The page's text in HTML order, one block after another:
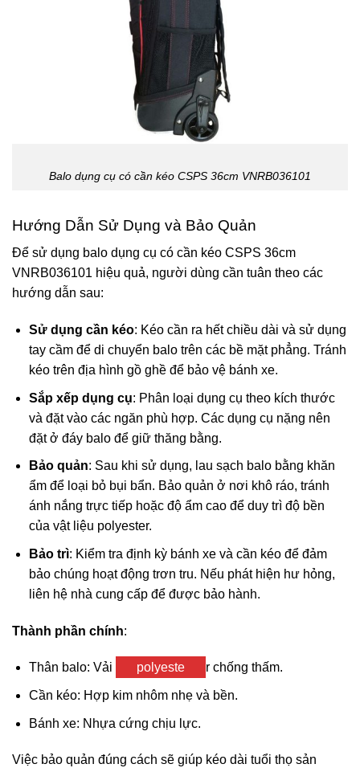
Balo dụng cụ có cần kéo CSPS 36cm VNRB036101
Hướng Dẫn Sử Dụng và Bảo Quản
Để sử dụng balo dụng cụ có cần kéo CSPS 36cm
VNRB036101 hiệu quả, người dùng cần tuân theo các
hướng dẫn sau:
Sử dụng cần kéo: Kéo cần ra hết chiều dài và sử dụng
tay cầm để di chuyển balo trên các bề mặt phẳng. Tránh
kéo trên địa hình gồ ghề để bảo vệ bánh xe.
Sắp xếp dụng cụ: Phân loại dụng cụ theo kích thước
và đặt vào các ngăn phù hợp. Các dụng cụ nặng nên
đặt ở đáy balo để giữ thăng bằng.
Bảo quản: Sau khi sử dụng, lau sạch balo bằng khăn
ẩm để loại bỏ bụi bẩn. Bảo quản ở nơi khô ráo, tránh
ánh nắng trực tiếp hoặc độ ẩm cao để duy trì độ bền
của vật liệu polyester.
Bảo trì: Kiểm tra định kỳ bánh xe và cần kéo để đảm
bảo chúng hoạt động trơn tru. Nếu phát hiện hư hỏng,
liên hệ nhà cung cấp để được bảo hành.
Thành phần chính:
Thân balo: Vải polyeste r chống thấm.
Cần kéo: Hợp kim nhôm nhẹ và bền.
Bánh xe: Nhựa cứng chịu lực.
Việc bảo quản đúng cách sẽ giúp kéo dài tuổi thọ sản